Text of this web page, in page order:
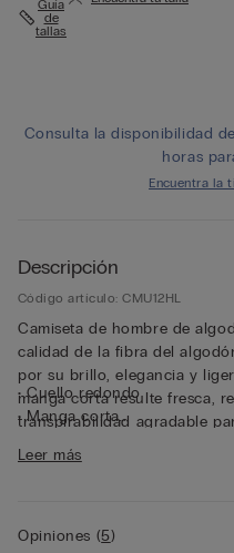
Guía
de
tallas
Consulta la disponibilidad
horas
Encuentra la
Descripción
Código artículo: CMU12HL
Camiseta de hombre de
calidad de la fibra del
por su brillo, elegancia y
manga corta resulte fresca,
transpirabilidad agradable
impecable al contacto con la
cuerpo con naturalidad. Esta
tanto por sí sola para
• Cuello redondo
• Manga corta
• 100 % algodón
Leer más
Opiniones (5)